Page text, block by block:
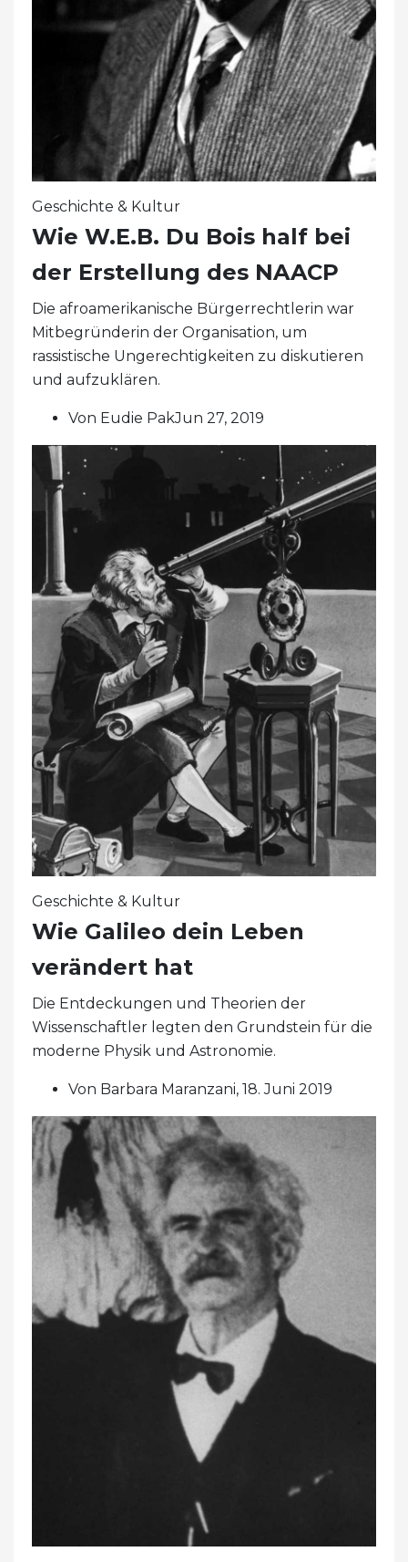
Geschichte & Kultur
Wie W.E.B. Du Bois half bei
der Erstellung des NAACP
Die afroamerikanische Bürgerrechtlerin war
Mitbegründerin der Organisation, um
rassistische Ungerechtigkeiten zu diskutieren
und aufzuklären.
Von Eudie PakJun 27, 2019
Geschichte & Kultur
Wie Galileo dein Leben
verändert hat
Die Entdeckungen und Theorien der
Wissenschaftler legten den Grundstein für die
moderne Physik und Astronomie.
Von Barbara Maranzani, 18. Juni 2019